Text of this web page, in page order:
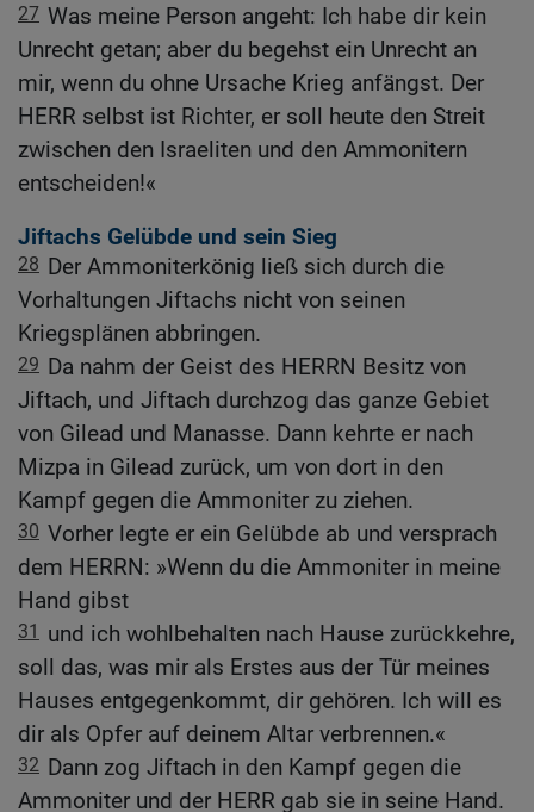
27 Was meine Person angeht: Ich habe dir kein
Unrecht getan; aber du begehst ein Unrecht an
mir, wenn du ohne Ursache Krieg anfängst. Der
HERR selbst ist Richter, er soll heute den Streit
zwischen den Israeliten und den Ammonitern
entscheiden!«
Jiftachs Gelübde und sein Sieg
28 Der Ammoniterkönig ließ sich durch die
Vorhaltungen Jiftachs nicht von seinen
Kriegsplänen abbringen.
29 Da nahm der Geist des HERRN Besitz von
Jiftach, und Jiftach durchzog das ganze Gebiet
von Gilead und Manasse. Dann kehrte er nach
Mizpa in Gilead zurück, um von dort in den
Kampf gegen die Ammoniter zu ziehen.
30 Vorher legte er ein Gelübde ab und versprach
dem HERRN: »Wenn du die Ammoniter in meine
Hand gibst
31
und ich wohlbehalten nach Hause zurückkehre,
soll das, was mir als Erstes aus der Tür meines
Hauses entgegenkommt, dir gehören. Ich will es
dir als Opfer auf deinem Altar verbrennen.«
32 Dann zog Jiftach in den Kampf gegen die
Ammoniter und der HERR gab sie in seine Hand.